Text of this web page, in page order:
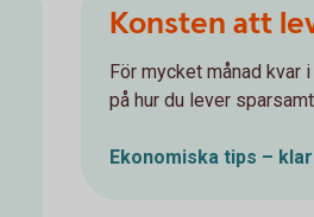
Konsten att
För mycket månad kvar
på hur du lever
Ekonomiska tips –